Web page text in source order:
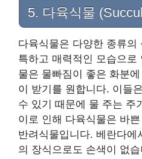
5. 다육식물
다육식물은 다양한 종류의
특하고 매력적인 모습으로
물은 물빠짐이 좋은 화분
이 받기를 원합니다. 이들
수 있기 때문에 물 주는 주
이로 인해 다육식물은 바
반려식물입니다. 베란다에
의 장식으로도 손색이 없